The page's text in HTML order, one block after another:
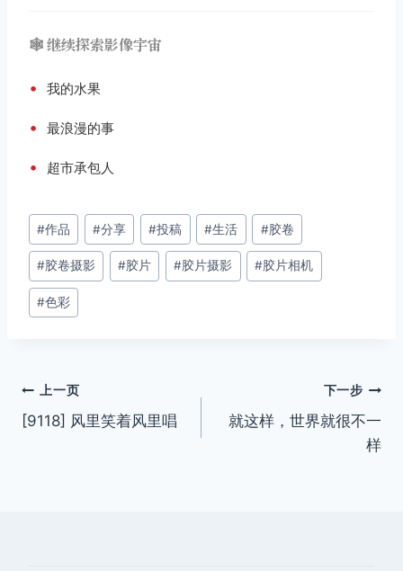
🕸️ 继续探索影像宇宙
• 我的水果
• 最浪漫的事
• 超市承包人
文
章
标
签：
#作品 #分享 #投稿 #生活 #胶卷
#胶卷摄影 #胶片 #胶片摄影 #胶片相机
#色彩
文
章
上一页
[9118] 风里笑着风里唱
下一步
就这样，世界就很不一
样